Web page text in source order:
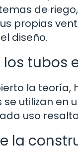
de
propias
diseño.
tubos
la
se utilizan
uso
la